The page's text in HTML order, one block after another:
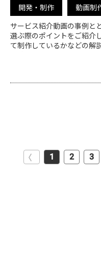
開発・制作 動画制
サービス紹介動画の事例と
選ぶ際のポイントをご紹介
て制作しているかなどの解
1 2 3